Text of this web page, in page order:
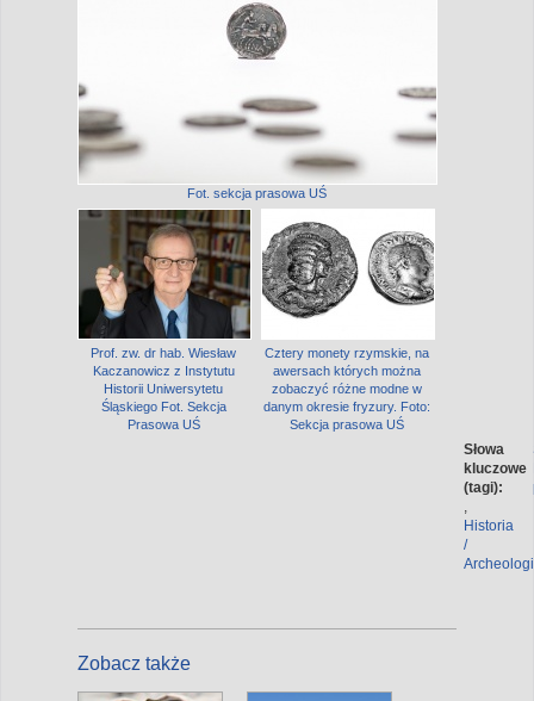
Fot. sekcja prasowa UŚ
Prof. zw. dr hab. Wiesław
Kaczanowicz z Instytutu
Historii Uniwersytetu
Śląskiego Fot. Sekcja
Prasowa UŚ
Cztery monety rzymskie, na
awersach których można
zobaczyć różne modne w
danym okresie fryzury. Foto:
Sekcja prasowa UŚ
Słowa
kluczowe
(tagi):
Historia
/
Zobacz także